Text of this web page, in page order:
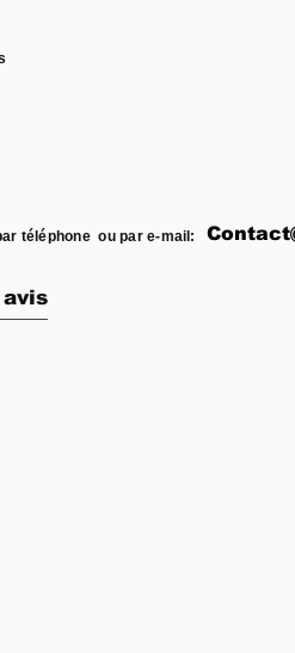
téléphone ou par e-mail: